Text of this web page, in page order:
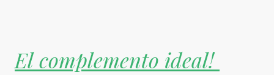
El complemento ideal!